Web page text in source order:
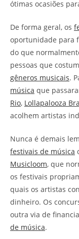
ótimas ocasiões
De forma geral, os
oportunidade para
do que
pessoas que
gêneros musicais.
música que
Rio, Lollapalooza
acolhem artistas
Nunca é demais
festivais de música
Musicloom, que
os festivais
quais os artistas
dinheiro. Os
outra via de
de música.